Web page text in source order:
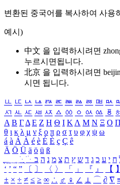
변환된 중국어를 복사하여 사용
예시)
中文 을 입력하시려면
누르시면됩니다.
北京 을 입력하시려면
시면 됩니다.
ㅥ ㅦ ㅧ ㅨ ㅩ ㅪ ㅫ ㅬ ㅭ ㅮ ㅯ
ㅺ ㅻ ㅼ ㅽ ㅾ ㅿ ㆀ ㆁ ㆂ ㆃ ㆄ
Α Β ΓΔ Ε Ζ Η Θ Ι ΚΛ Μ Ν Ξ Ο Π
θ ι κ λ μ ν ξ ο π ρ σ τ υ φ χ ψ ω
á à Á À é è É È ç Ç ê
Ä Ö Ü ä ö ü ß
ִֶֹ ֻּ ׁׂ ח י ע כ ג ד ש ץ ת צ מ נ ה ב
‘ ’ “ ” 〔 〕 〈 〉 「 」 『 』 【 】
± × ÷ ≠ ≤ ≥ ∞ ∴ ♂ ♀ ∠ ⊥ ⌒ ∂ ∇